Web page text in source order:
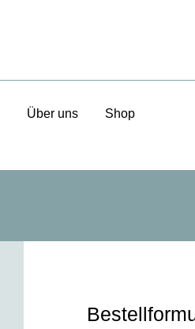
Über uns Shop